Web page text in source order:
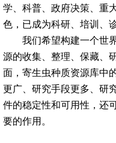
学、科普、政府决策、重
色，已成为科研、培训、
我们希望构建一个世
源的收集、整理、保藏、
面，寄生虫种质资源库中
更广、研究手段更多、研
件的稳定性和可用性，还
要的作用。